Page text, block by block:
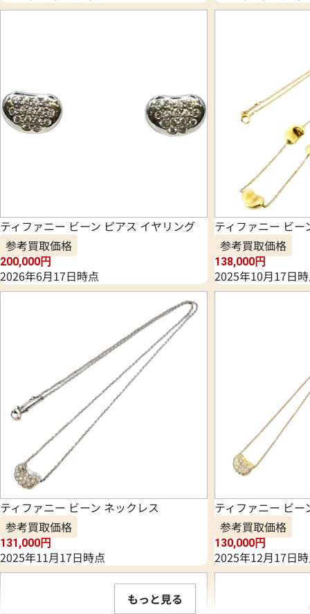
ティファニー ビーン ピアス イヤリング
参考買取価格
200,000円
2026年6月17日時点
ティファニー ビー
参考買取価格
138,000円
2025年10月17日
ティファニー ビーン ネックレス
参考買取価格
131,000円
2025年11月17日時点
ティファニー ビー
参考買取価格
130,000円
2025年12月17日
もっと見る